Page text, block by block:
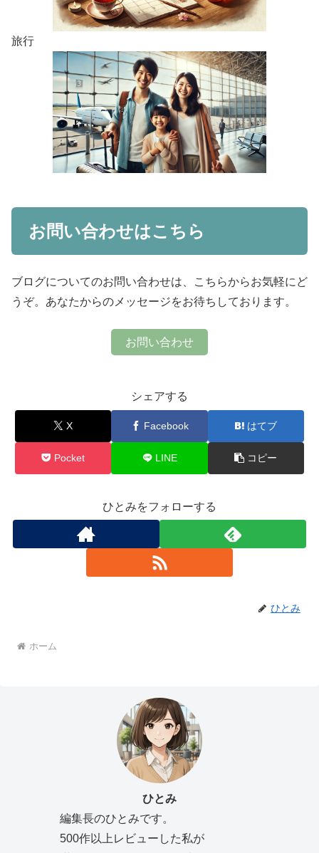
旅行
お問い合わせはこちら
ブログについてのお問い合わせは、こちらからお気軽にど
うぞ。あなたからのメッセージをお待ちしております。
お問い合わせ
シェアする
X Facebook はてブ
Pocket LINE コピー
ひとみをフォローする
ひとみ
ホーム
ひとみ
編集長のひとみです。
500作以上レビューした私が